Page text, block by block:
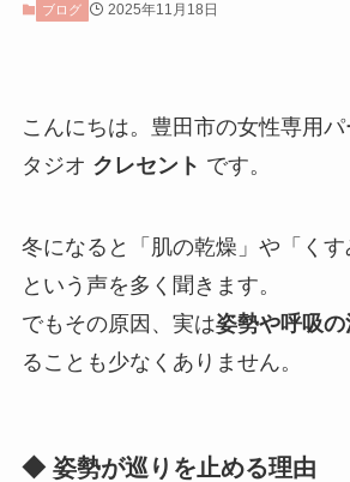
ブログ 2025年11月18日
こんにちは。豊田市の女性専用
タジオ クレセント です。
冬になると「肌の乾燥」や「く
という声を多く聞きます。
でもその原因、実は姿勢や呼吸の
ることも少なくありません。
◆ 姿勢が巡りを止める理由